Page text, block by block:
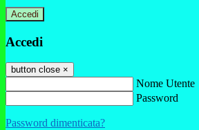
Accedi
Accedi
button close ×
Nome Utente
Password
Password dimenticata?